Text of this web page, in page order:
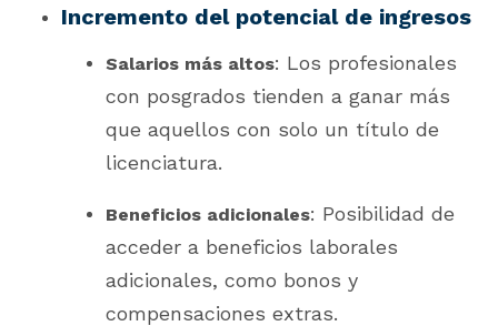
Incremento del potencial de ingresos
Salarios más altos: Los profesionales
con posgrados tienden a ganar más
que aquellos con solo un título de
licenciatura.
Beneficios adicionales: Posibilidad de
acceder a beneficios laborales
adicionales, como bonos y
compensaciones extras.